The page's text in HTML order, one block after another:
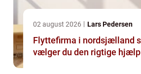
02 august 2026 Lars Pedersen
Flyttefirma i nordsjælland sådan
vælger du den rigtige hjælp